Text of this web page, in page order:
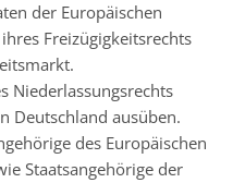
der Europäischen
Freizügigkeitsrechts
Niederlassungsrechts
Deutschland ausüben.
des Europäischen
Staatsangehörige der